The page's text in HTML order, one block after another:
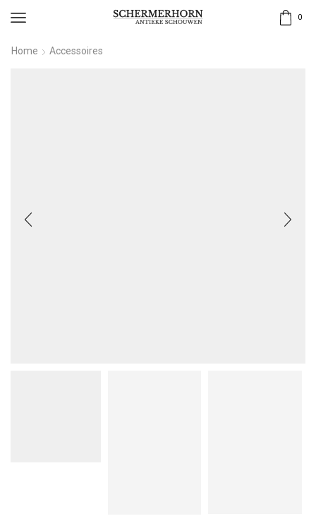
0
Home Accessoires